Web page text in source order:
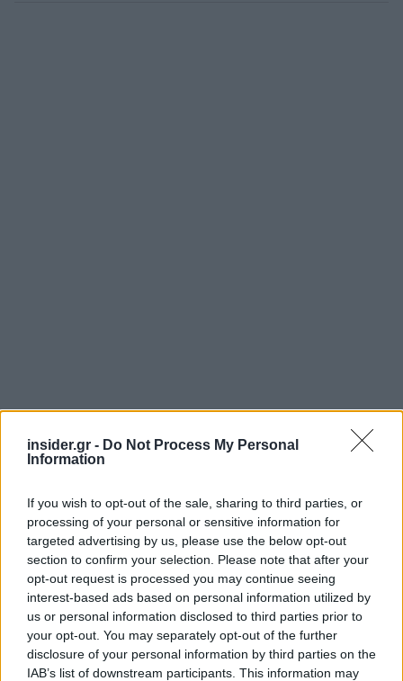
insider.gr - Do Not Process My Personal
Information
If you wish to opt-out of the sale, sharing to third parties, or
processing of your personal or sensitive information for
targeted advertising by us, please use the below opt-out
section to confirm your selection. Please note that after your
opt-out request is processed you may continue seeing
interest-based ads based on personal information utilized by
us or personal information disclosed to third parties prior to
your opt-out. You may separately opt-out of the further
disclosure of your personal information by third parties on the
IAB’s list of downstream participants. This information may
Τμήματα των παράκτιων περιοχών του Ατλαντικού
βρίσκονται, επιπλέον, αντιμέτωπα με το
ενδεχόμενο πλημμυρών, τονίζει η NWS.
Πηγή: ΑΠΕ-ΜΠΕ